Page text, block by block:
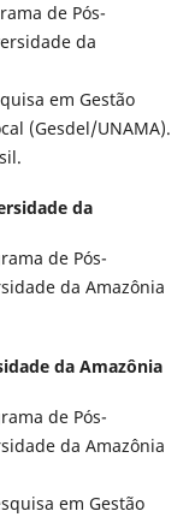
de Pós-
da
em Gestão
(Gesdel/UNAMA).
da
de Pós-
da Amazônia
da Amazônia
de Pós-
da Amazônia
em Gestão